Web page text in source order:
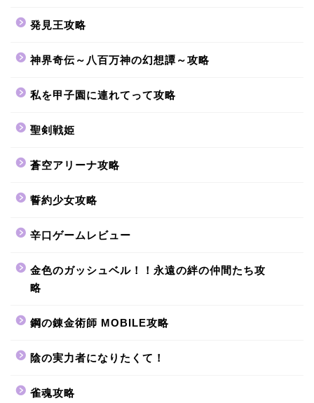
発見王攻略
神界奇伝～八百万神の幻想譚～攻略
私を甲子園に連れてって攻略
聖剣戦姫
蒼空アリーナ攻略
誓約少女攻略
辛口ゲームレビュー
金色のガッシュベル！！永遠の絆の仲間たち攻
略
鋼の錬金術師 MOBILE攻略
陰の実力者になりたくて！
雀魂攻略